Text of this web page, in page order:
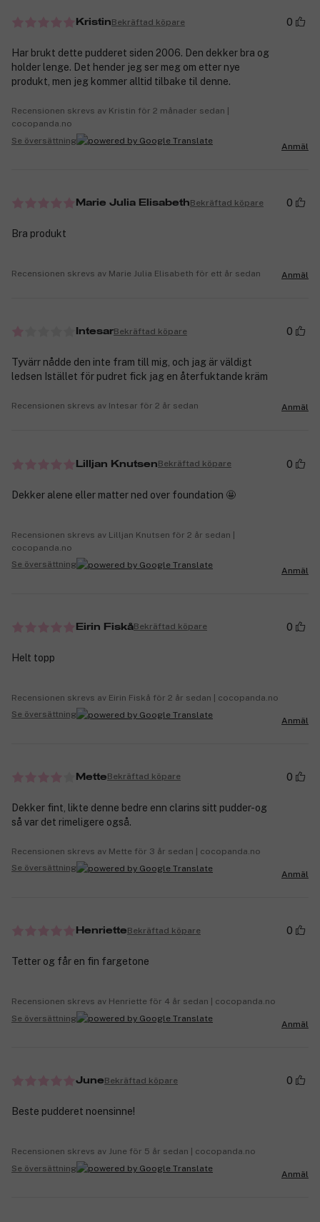
KristinBekräftad köpare 0
Har brukt dette pudderet siden 2006. Den dekker bra og
holder lenge. Det hender jeg ser meg om etter nye
produkt, men jeg kommer alltid tilbake til denne.
Recensionen skrevs av Kristin för 2 månader sedan |
cocopanda.no
Se översättning
Anmäl
Marie Julia ElisabethBekräftad köpare 0
Bra produkt
Recensionen skrevs av Marie Julia Elisabeth för ett år sedan Anmäl
IntesarBekräftad köpare 0
Tyvärr nådde den inte fram till mig, och jag är väldigt
ledsen Istället för pudret fick jag en återfuktande kräm
Recensionen skrevs av Intesar för 2 år sedan Anmäl
Lilljan KnutsenBekräftad köpare 0
Dekker alene eller matter ned over foundation 🤩
Recensionen skrevs av Lilljan Knutsen för 2 år sedan |
cocopanda.no
Se översättning
Anmäl
Eirin FiskåBekräftad köpare 0
Helt topp
Recensionen skrevs av Eirin Fiskå för 2 år sedan | cocopanda.no
Se översättning
Anmäl
MetteBekräftad köpare 0
Dekker fint, likte denne bedre enn clarins sitt pudder-og
så var det rimeligere også.
Recensionen skrevs av Mette för 3 år sedan | cocopanda.no
Se översättning
Anmäl
HenrietteBekräftad köpare 0
Tetter og får en fin fargetone
Recensionen skrevs av Henriette för 4 år sedan | cocopanda.no
Se översättning
Anmäl
JuneBekräftad köpare 0
Beste pudderet noensinne!
Recensionen skrevs av June för 5 år sedan | cocopanda.no
Se översättning
Anmäl